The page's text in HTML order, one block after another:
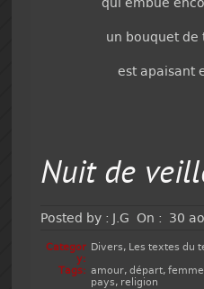
un bouquet de
est apaisant
Nuit de
Posted by : J.G On : 30
Categor
y:
Divers, Les textes du
Tags: amour,départ,femme
pays, religion